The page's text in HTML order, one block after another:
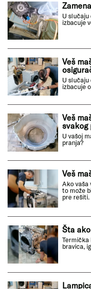
U slučaju
izbacuje
Veš
U slučaju
izbacuje
Veš
svakog
U vašoj
pranja?
Veš
Ako vaša
to može
pre rešiti.
Šta
Termička
bravica,